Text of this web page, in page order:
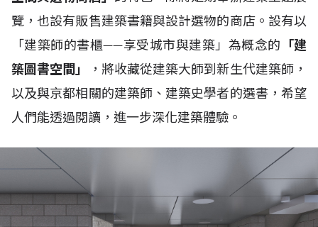
覽，也設有販售建築書籍與設計選物的商店。設有以
「建築師的書櫃——享受城市與建築」為概念的 「建
築圖書空間」
，將收藏從建築大師到新生代建築師，
以及與京都相關的建築師、建築史學者的選書，希望
人們能透過閱讀，進一步深化建築體驗。